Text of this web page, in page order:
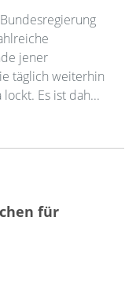
jener
täglich weiterhin
Es ist dah...
für